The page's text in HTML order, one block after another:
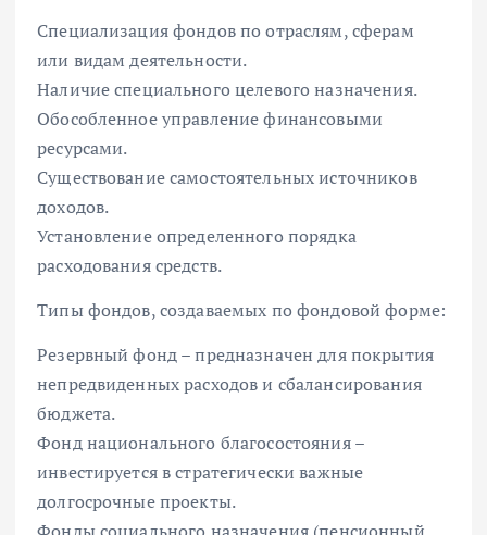
Специализация фондов по отраслям, сферам
или видам деятельности.
Наличие специального целевого назначения.
Обособленное управление финансовыми
ресурсами.
Существование самостоятельных источников
доходов.
Установление определенного порядка
расходования средств.
Типы фондов, создаваемых по фондовой форме:
Резервный фонд – предназначен для покрытия
непредвиденных расходов и сбалансирования
бюджета.
Фонд национального благосостояния –
инвестируется в стратегически важные
долгосрочные проекты.